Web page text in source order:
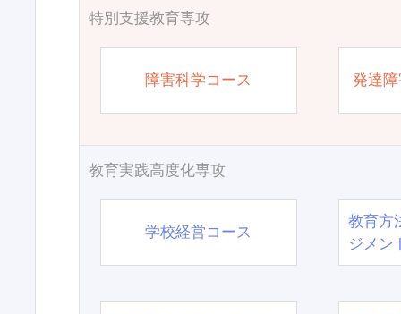
特別支援教育専攻
障害科学コース 発達
教育実践高度化専攻
学校経営コース
教育方
ジメン